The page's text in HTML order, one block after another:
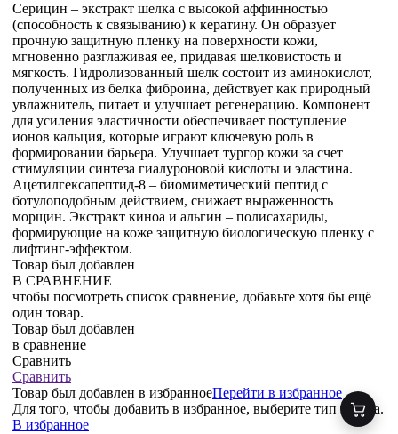
Серицин – экстракт шелка с высокой аффинностью
(способность к связыванию) к кератину. Он образует
прочную защитную пленку на поверхности кожи,
мгновенно разглаживая ее, придавая шелковистость и
мягкость. Гидролизованный шелк состоит из аминокислот,
полученных из белка фиброина, действует как природный
увлажнитель, питает и улучшает регенерацию. Компонент
для усиления эластичности обеспечивает поступление
ионов кальция, которые играют ключевую роль в
формировании барьера. Улучшает тургор кожи за счет
стимуляции синтеза гиалуроновой кислоты и эластина.
Ацетилгексапептид-8 – биомиметический пептид с
ботулоподобным действием, снижает выраженность
морщин. Экстракт киноа и альгин – полисахариды,
формирующие на коже защитную биологическую пленку с
лифтинг-эффектом.
Товар был добавлен
В СРАВНЕНИЕ
чтобы посмотреть список сравнение, добавьте хотя бы ещё
один товар.
Товар был добавлен
в сравнение
Сравнить
Сравнить
Товар был добавлен в избранноеПерейти в избранное
Для того, чтобы добавить в избранное, выберите тип товара.
В избранное